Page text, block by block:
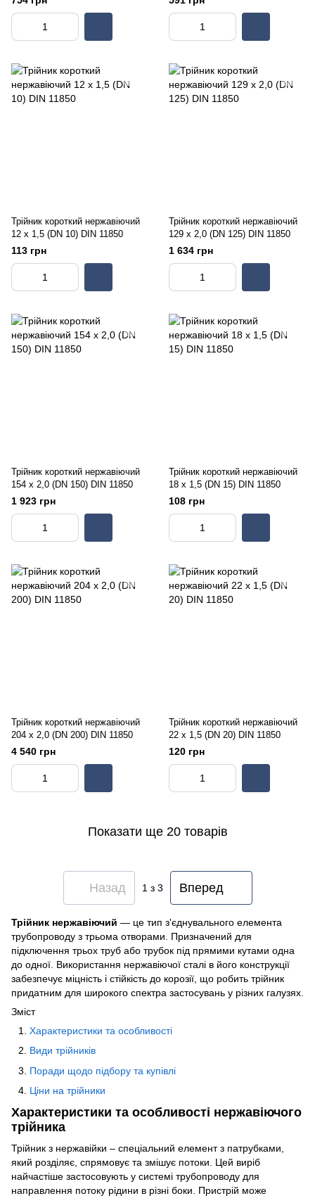
Трійник короткий нержавіючий
12 х 1,5 (DN 10) DIN 11850
113 грн
Трійник короткий нержавіючий
129 х 2,0 (DN 125) DIN 11850
1 634 грн
Трійник короткий нержавіючий
154 х 2,0 (DN 150) DIN 11850
1 923 грн
Трійник короткий нержавіючий
18 х 1,5 (DN 15) DIN 11850
108 грн
Трійник короткий нержавіючий
204 х 2,0 (DN 200) DIN 11850
4 540 грн
Трійник короткий нержавіючий
22 х 1,5 (DN 20) DIN 11850
120 грн
Показати ще 20 товарів
Назад 1 з 3 Вперед
Трійник нержавіючий — це тип з'єднувального елемента
трубопроводу з трьома отворами. Призначений для
підключення трьох труб або трубок під прямими кутами одна
до одної. Використання нержавіючої сталі в його конструкції
забезпечує міцність і стійкість до корозії, що робить трійник
придатним для широкого спектра застосувань у різних галузях.
Зміст
Характеристики та особливості
Види трійників
Поради щодо підбору та купівлі
Ціни на трійники
Характеристики та особливості нержавіючого
трійника
Трійник з нержавійки – спеціальний елемент з патрубками,
який розділяє, спрямовує та змішує потоки. Цей виріб
найчастіше застосовують у системі трубопроводу для
направлення потоку рідини в різні боки. Пристрій може